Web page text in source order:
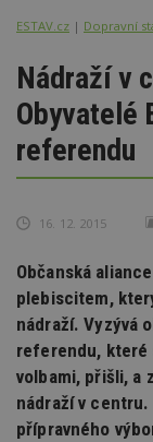
ESTAV.cz Dopravní
Nádraží v
Obyvatelé
referendu
16. 12. 2015
Občanská
plebiscitem,
nádraží. Vyzývá
referendu, které
volbami, přišli, a
nádraží v
přípravného